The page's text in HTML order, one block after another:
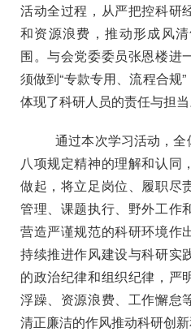
活动全过程，从严把控科研
和资源浪费，推动形成风
围。与会党委委员张恩楼进
须做到“专款专用、流程合规
体现了科研人员的责任与担当
通过本次学习活动，全
八项规定精神的理解和认同
做起，将立足岗位、履职尽
管理、课题执行、野外工作
营造严谨规范的科研环境作
持续推进作风建设与科研实
的政治纪律和组织纪律，严
浮躁、资源浪费、工作懈怠
清正廉洁的作风推动科研创新